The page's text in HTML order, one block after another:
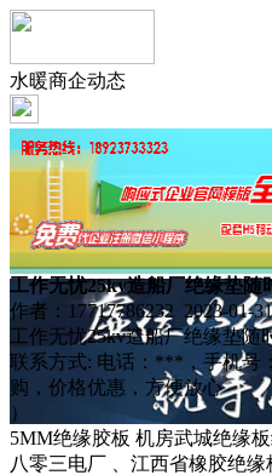
水暖商企动态
工作无忧25kv造船厂绝缘垫随
作者：17717786232 2023-01-
工作无忧25kv造船厂绝缘垫随
联系方式: 电话：***，手机号
购，价格优惠，方便放心
）
5MM绝缘胶板 机房武城绝缘
八零三电厂 、江西省橡胶绝